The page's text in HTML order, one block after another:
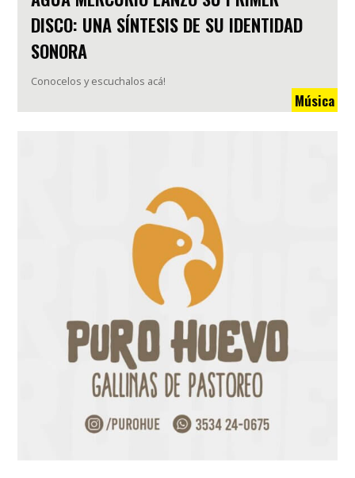
DISCO: UNA SÍNTESIS DE SU IDENTIDAD
SONORA
Conocelos y escuchalos acá!
Música